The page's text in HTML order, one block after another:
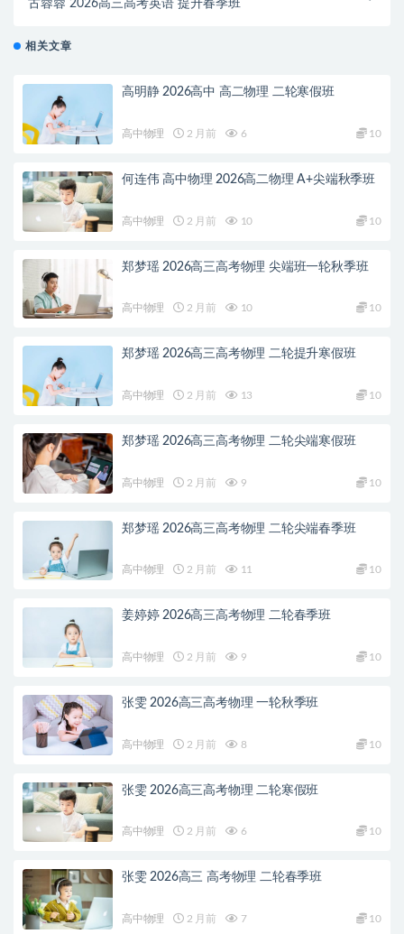
古蓉蓉 2026高三高考英语 提升春季班
相关文章
高明静 2026高中 高二物理 二轮寒假班
高中物理 2 月前 6 10
何连伟 高中物理 2026高二物理 A+尖端秋季班
高中物理 2 月前 10 10
郑梦瑶 2026高三高考物理 尖端班一轮秋季班
高中物理 2 月前 10 10
郑梦瑶 2026高三高考物理 二轮提升寒假班
高中物理 2 月前 13 10
郑梦瑶 2026高三高考物理 二轮尖端寒假班
高中物理 2 月前 9 10
郑梦瑶 2026高三高考物理 二轮尖端春季班
高中物理 2 月前 11 10
姜婷婷 2026高三高考物理 二轮春季班
高中物理 2 月前 9 10
张雯 2026高三高考物理 一轮秋季班
高中物理 2 月前 8 10
张雯 2026高三高考物理 二轮寒假班
高中物理 2 月前 6 10
张雯 2026高三 高考物理 二轮春季班
高中物理 2 月前 7 10